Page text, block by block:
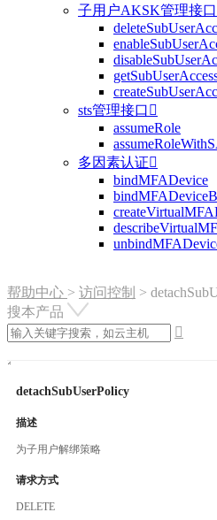
子用户AKSK管理接口
sts管理接口 
assumeRole
多因素认证
bindMFADevice
帮助中心 > 访问控制 >
搜本产品

detachSubUserPolicy
描述
为子用户解绑策略
请求方式
DELETE